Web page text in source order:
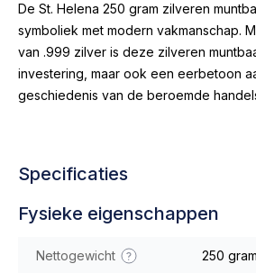
De St. Helena 250 gram zilveren
symboliek met modern vakmanschap.
van .999 zilver is deze zilveren
investering, maar ook een eerbetoon
geschiedenis van de beroemde
Specificaties
Fysieke eigenschappen
Nettogewicht 250 gram